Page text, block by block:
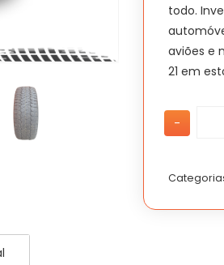
todo.
aviões e
21 em
PNEU
205/55
AT
PNEU
205/55
AT
-